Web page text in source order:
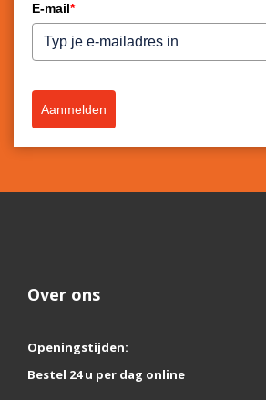
E-mail*
Aanmelden
Over ons
Openingstijden:
Bestel 24 u per dag online